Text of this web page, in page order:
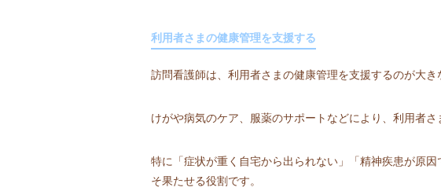
利用者さまの健康管理を支援する
訪問看護師は、利用者さまの健康管理を支援するのが大き
けがや病気のケア、服薬のサポートなどにより、利用者
特に「症状が重く自宅から出られない」「精神疾患が原
そ果たせる役割です。